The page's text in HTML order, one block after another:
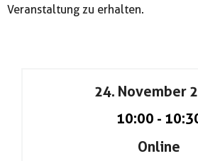
Veranstaltung zu erhalten.
24. November
10:00 -
Online